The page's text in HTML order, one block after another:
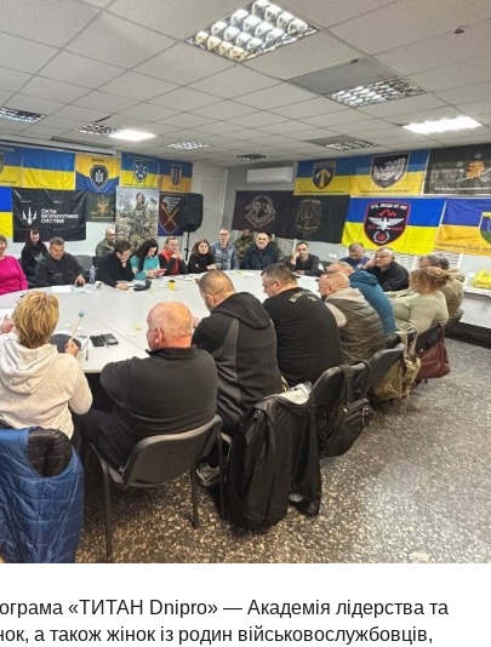
«ТИТАН Dnipro» — Академія лідерства та
а також жінок із родин військовослужбовців,